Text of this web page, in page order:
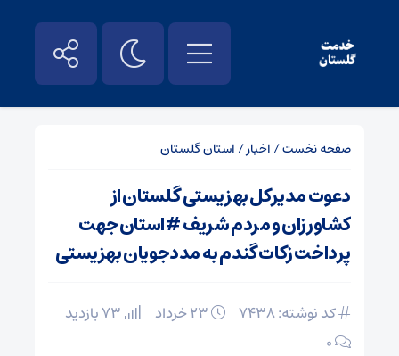
صفحه نخست/ اخبار/ استان گلستان
دعوت مدیرکل بهزیستی گلستان از
کشاورزان و مردم شریف #استان جهت
پرداخت زکات گندم به مددجویان بهزیستی
کد نوشته: 7438
۰